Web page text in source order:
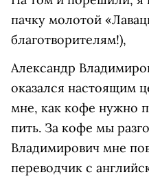
пачку молотой
благотворителям!),
Александр
оказался настоящим
мне, как кофе нужно
пить. За кофе мы
Владимирович мне
переводчик с